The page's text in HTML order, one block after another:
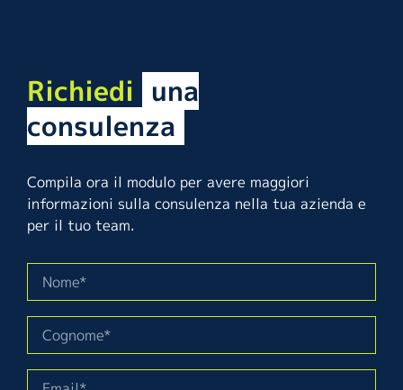
Richiedi una
consulenza
Compila ora il modulo per avere maggiori
informazioni sulla consulenza nella tua azienda e
per il tuo team.